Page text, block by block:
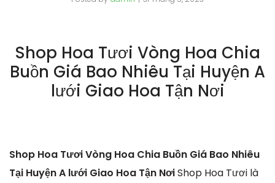
Shop Hoa Tươi Vòng Hoa Chia
Buồn Giá Bao Nhiêu Tại Huyện A
lưới Giao Hoa Tận Nơi
Shop Hoa Tươi Vòng Hoa Chia Buồn Giá Bao Nhiêu
Tại Huyện A lưới Giao Hoa Tận NơiShop Hoa Tươi là